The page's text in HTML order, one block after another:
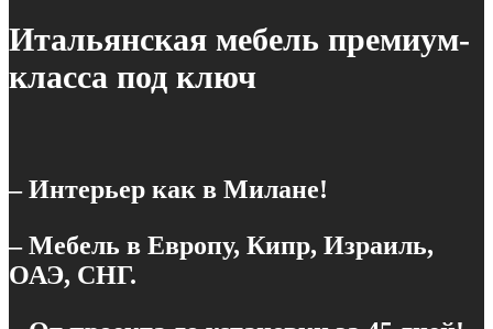
Итальянская мебель премиум-
класса под ключ
– Интерьер как в Милане!
– Мебель в Европу, Кипр, Израиль,
ОАЭ, СНГ.